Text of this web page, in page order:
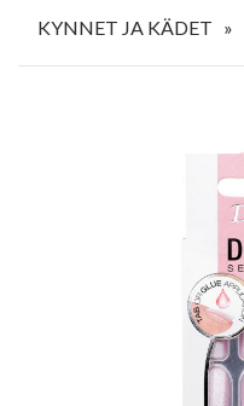
KYNNET JA KÄDET »